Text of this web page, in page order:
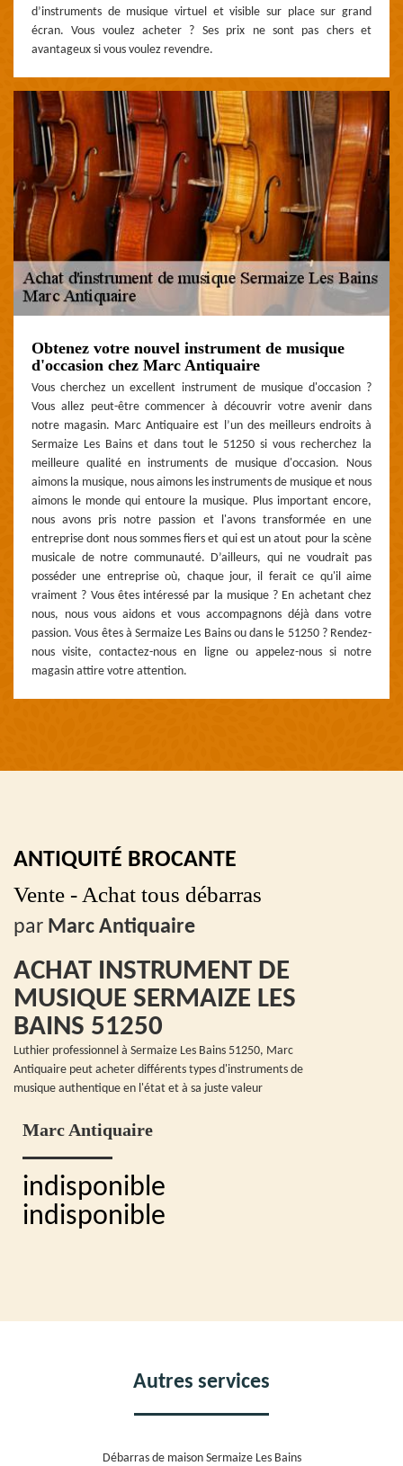
d’instruments de musique virtuel et visible sur place sur grand
écran. Vous voulez acheter ? Ses prix ne sont pas chers et
avantageux si vous voulez revendre.
Obtenez votre nouvel instrument de musique
d'occasion chez Marc Antiquaire
Vous cherchez un excellent instrument de musique d'occasion ?
Vous allez peut-être commencer à découvrir votre avenir dans
notre magasin. Marc Antiquaire est l’un des meilleurs endroits à
Sermaize Les Bains et dans tout le 51250 si vous recherchez la
meilleure qualité en instruments de musique d'occasion. Nous
aimons la musique, nous aimons les instruments de musique et nous
aimons le monde qui entoure la musique. Plus important encore,
nous avons pris notre passion et l'avons transformée en une
entreprise dont nous sommes fiers et qui est un atout pour la scène
musicale de notre communauté. D’ailleurs, qui ne voudrait pas
posséder une entreprise où, chaque jour, il ferait ce qu'il aime
vraiment ? Vous êtes intéressé par la musique ? En achetant chez
nous, nous vous aidons et vous accompagnons déjà dans votre
passion. Vous êtes à Sermaize Les Bains ou dans le 51250 ? Rendez-
nous visite, contactez-nous en ligne ou appelez-nous si notre
magasin attire votre attention.
ANTIQUITÉ BROCANTE
Vente - Achat tous débarras
par Marc Antiquaire
ACHAT INSTRUMENT DE
MUSIQUE SERMAIZE LES
BAINS 51250
Luthier professionnel à Sermaize Les Bains 51250, Marc
Antiquaire peut acheter différents types d'instruments de
musique authentique en l'état et à sa juste valeur
Marc Antiquaire
indisponible
indisponible
Autres services
Débarras de maison Sermaize Les Bains